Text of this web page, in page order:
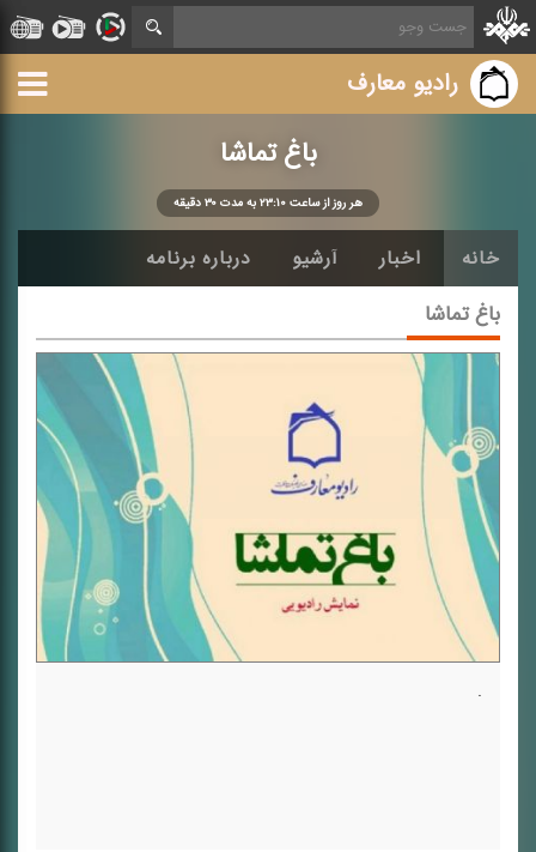
رادیو معارف
باغ تماشا
هر روز از ساعت ۲۳:۱۰ به مدت ۳۰ دقیقه
خانه اخبار آرشیو درباره برنامه
باغ تماشا
.